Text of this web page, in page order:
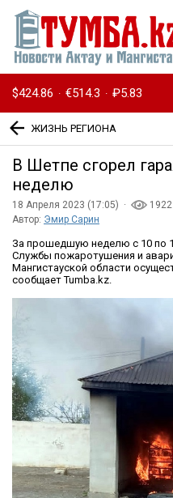
$424.86 · €514.3 · ₽5.83
ЖИЗНЬ РЕГИОНА
В Шетпе сгорел
неделю
18 Апреля 2023 (17:05) ·
1922
Автор: Эмир Сарин
За прошедшую неделю с 10 по
Службы пожаротушения и
Мангистауской области
сообщает Tumba.kz.